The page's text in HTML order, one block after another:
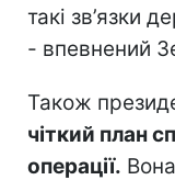
такі зв’язки
- впевнений
Також
чіткий план
операції.